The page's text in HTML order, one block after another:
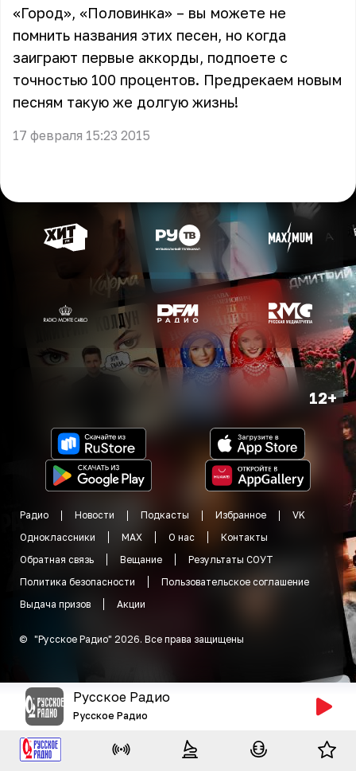
«Город», «Половинка» – вы можете не
помнить названия этих песен, но когда
заиграют первые аккорды, подпоете с
точностью 100 процентов. Предрекаем новым
песням такую же долгую жизнь!
17 февраля 15:23 2015
12+
Радио Новости Подкасты Избранное
VK
Одноклассники
MAX О нас
Контакты
Обратная связь
Вещание
Результаты СОУТ
Политика безопасности
Пользовательское соглашение
Выдача призов
Акции
© "Русское Радио" 2026. Все права защищены
Русское Радио
Русское Радио